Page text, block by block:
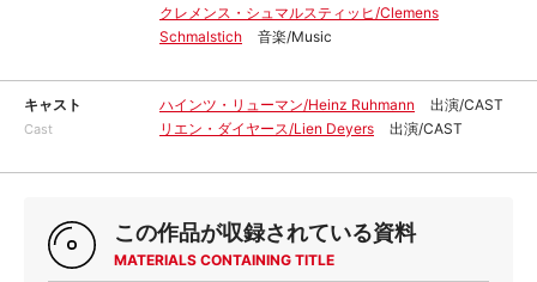
クレメンス・シュマルスティッヒ/Clemens
Schmalstich
音楽/Music
キャスト
Cast
ハインツ・リューマン/Heinz Ruhmann
出演/CAST
リエン・ダイヤース/Lien Deyers
出演/CAST
この作品が収録されている資料
MATERIALS CONTAINING TITLE